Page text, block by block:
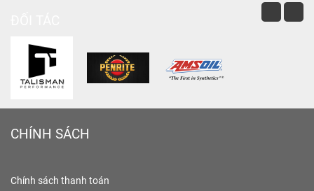
CHÍNH SÁCH
Chính sách thanh toán